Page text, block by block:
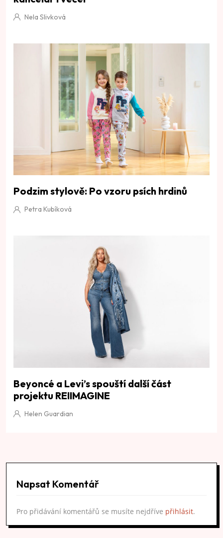
Nela Slivková
Podzim stylově: Po vzoru psích hrdinů
Petra Kubíková
Beyoncé a Levi’s spouští další část
projektu REIIMAGINE
Helen Guardian
Napsat Komentář
Pro přidávání komentářů se musíte nejdříve přihlásit.